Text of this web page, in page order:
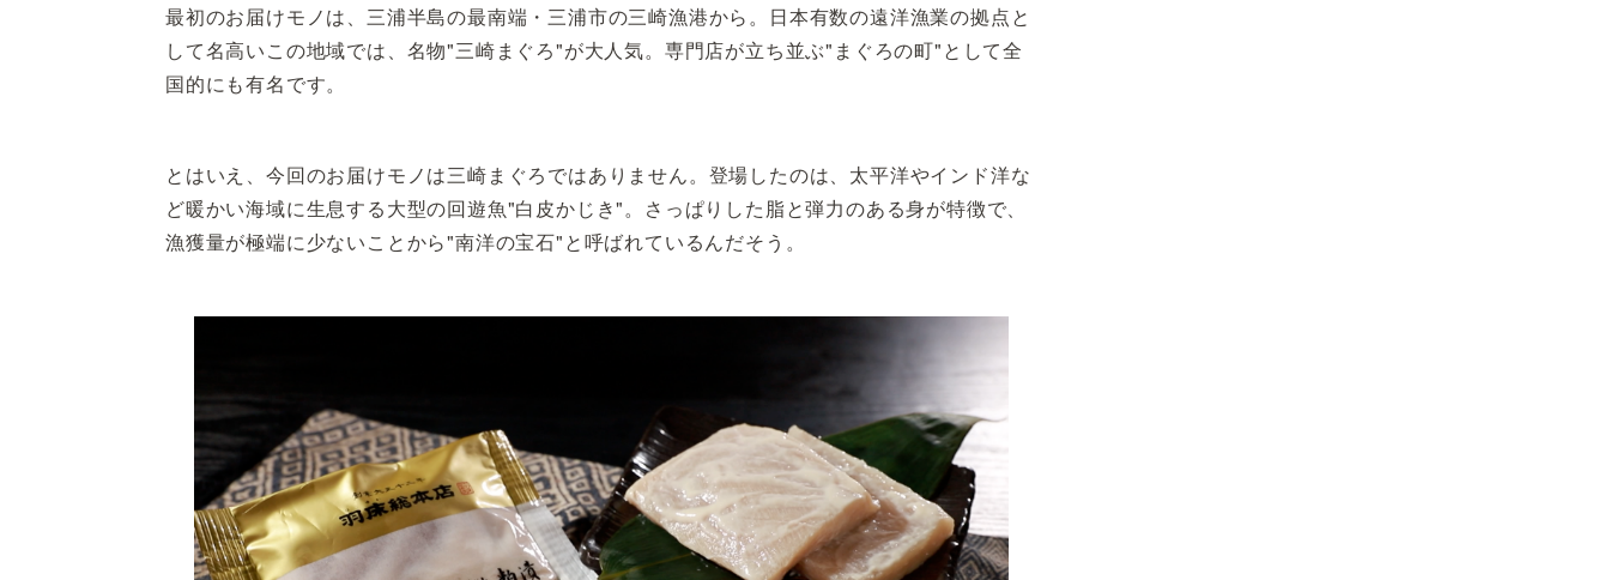
最初のお届けモノは、三浦半島の最南端・三浦市の三崎漁港から。日本有数の遠洋漁業の拠点と
して名高いこの地域では、名物"三崎まぐろ"が大人気。専門店が立ち並ぶ"まぐろの町"として全
国的にも有名です。
とはいえ、今回のお届けモノは三崎まぐろではありません。登場したのは、太平洋やインド洋な
ど暖かい海域に生息する大型の回遊魚"白皮かじき"。さっぱりした脂と弾力のある身が特徴で、
漁獲量が極端に少ないことから"南洋の宝石"と呼ばれているんだそう。